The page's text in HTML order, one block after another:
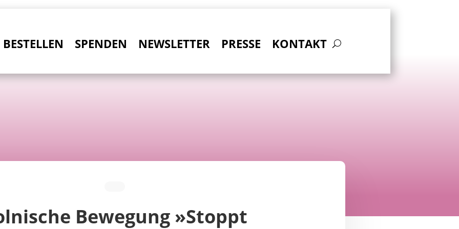
BESTELLEN SPENDEN NEWSLETTER PRESSE KONTAKT
Bewegung »Stoppt